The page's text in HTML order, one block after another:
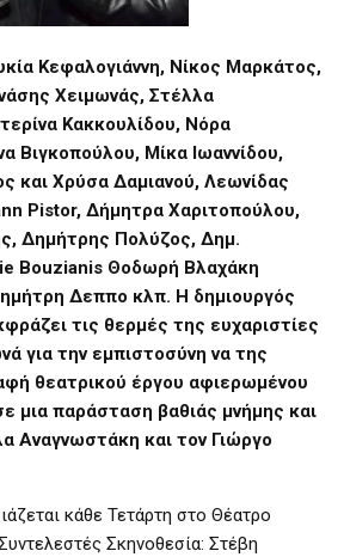
Κεφαλογιάννη, Νίκος Μαρκάτος,
Χειμωνάς, Στέλλα
Κακκουλίδου, Νόρα
Βιγκοπούλου, Μίκα Ιωαννίδου,
και Χρύσα Δαμιανού, Λεωνίδας
Pistor, Δήμητρα Χαριτοπούλου,
Δημήτρης Πολύζος, Δημ.
Bouzianis Θοδωρή Βλαχάκη
Δεππο κλπ. Η δημιουργός
τις θερμές της ευχαριστίες
για την εμπιστοσύνη να της
θεατρικού έργου αφιερωμένου
μια παράσταση βαθιάς μνήμης και
Αναγνωστάκη και τον Γιώργο
κάθε Τετάρτη στο Θέατρο
Σκηνοθεσία: Στέβη